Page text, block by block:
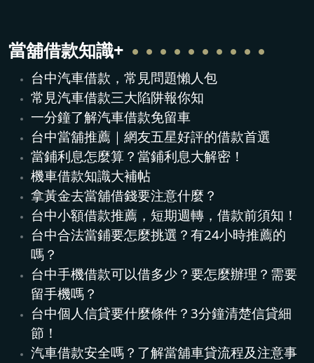
當舖借款知識+
台中汽車借款，常見問題懶人包
常見汽車借款三大陷阱報你知
一分鐘了解汽車借款免留車
台中當舖推薦｜網友五星好評的借款首選
當鋪利息怎麼算？當鋪利息大解密！
機車借款知識大補帖
拿黃金去當舖借錢要注意什麼？
台中小額借款推薦，短期週轉，借款前須知！
台中合法當鋪要怎麼挑選？有24小時推薦的
嗎？
台中手機借款可以借多少？要怎麼辦理？需要
留手機嗎？
台中個人信貸要什麼條件？3分鐘清楚信貸細
節！
汽車借款安全嗎？了解當舖車貸流程及注意事